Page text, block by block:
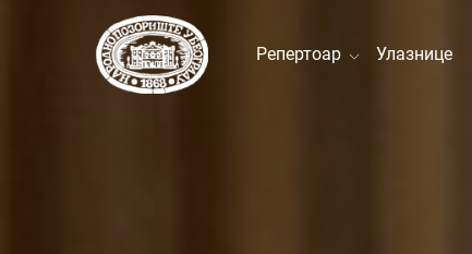
Репертоар Улазнице